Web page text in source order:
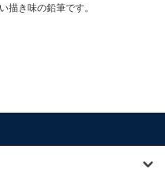
描き味の鉛筆です。